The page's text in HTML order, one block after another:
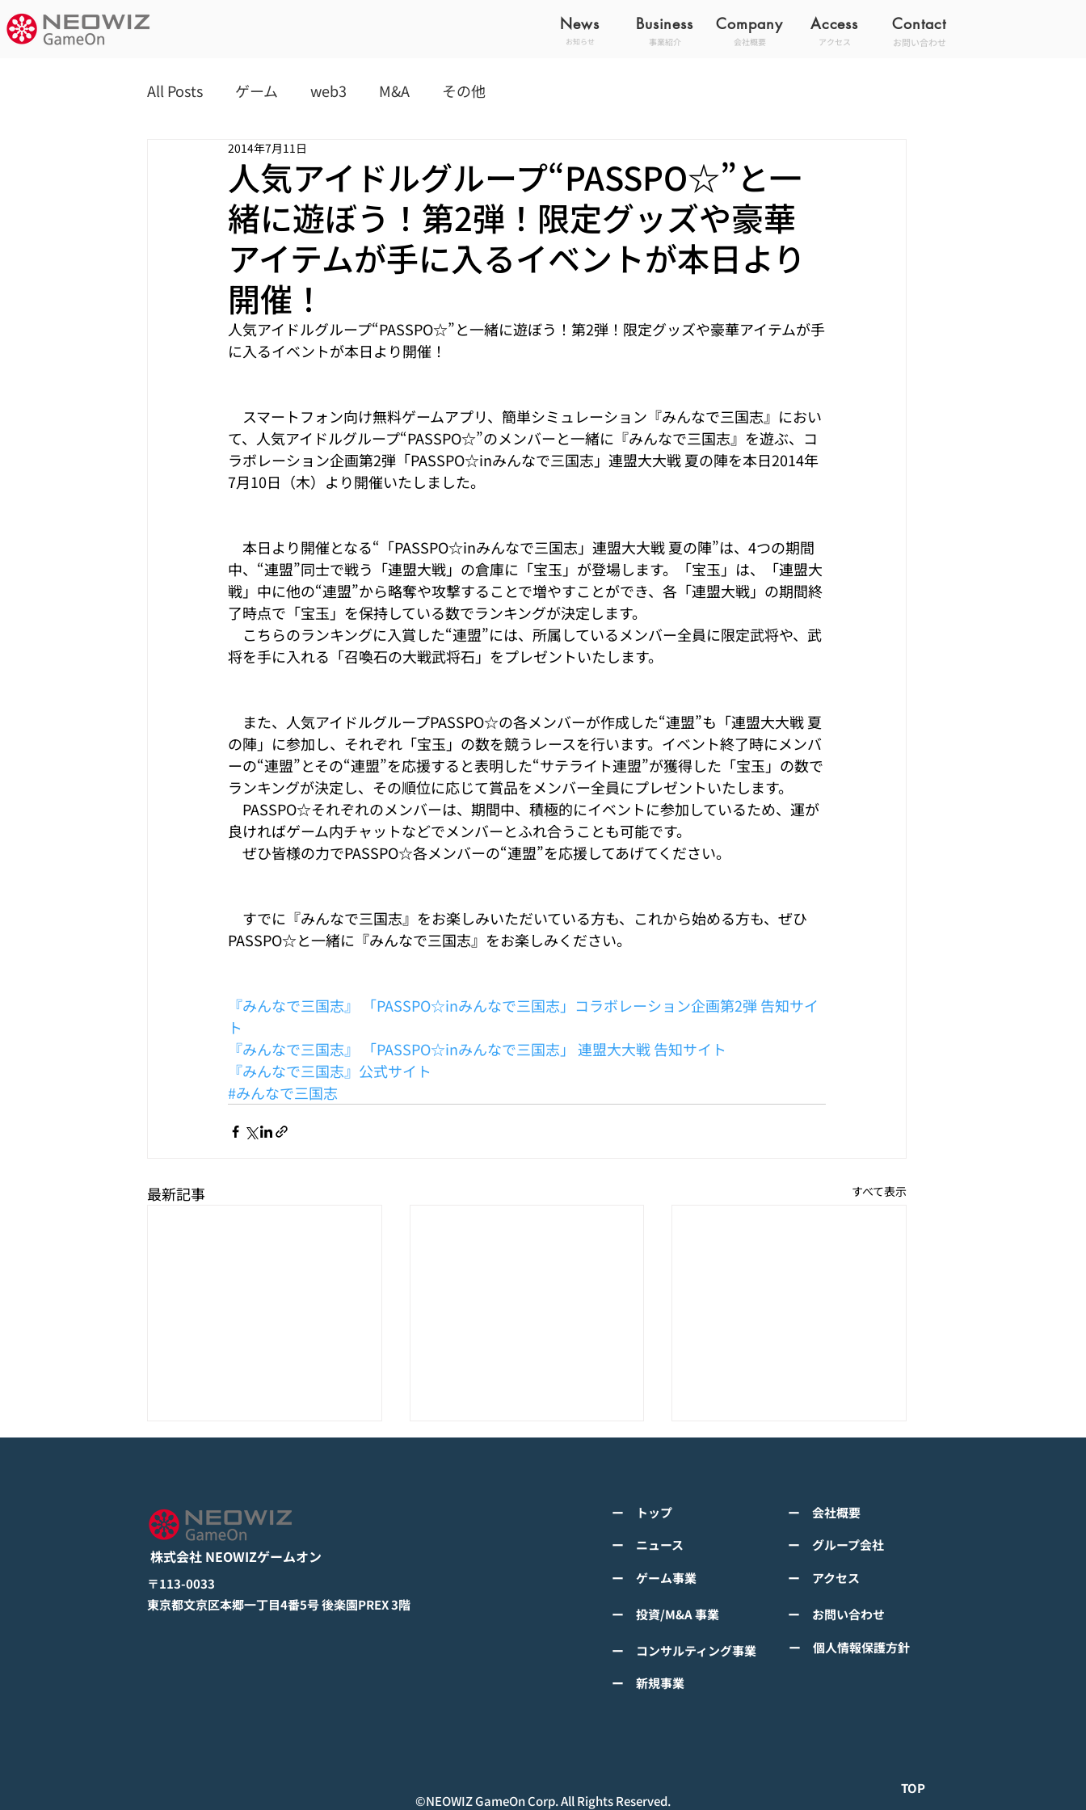
News Business
お知らせ 事業紹介
Access Contact
アクセス お問い合わせ
Company
会社概要
All Posts ゲーム web3 M&A その他
人気アイドルグループ“PASSPO☆”と一
緒に遊ぼう！第2弾！限定グッズや豪華
アイテムが手に入るイベントが本日より
開催！
2014年7月11日
人気アイドルグループ“PASSPO☆”と一緒に遊ぼう！第2弾！限定グッズや豪華アイテムが手
に入るイベントが本日より開催！
スマートフォン向け無料ゲームアプリ、簡単シミュレーション『みんなで三国志』におい
て、人気アイドルグループ“PASSPO☆”のメンバーと一緒に『みんなで三国志』を遊ぶ、コ
ラボレーション企画第2弾「PASSPO☆inみんなで三国志」連盟大大戦 夏の陣を本日2014年
7月10日（木）より開催いたしました。
本日より開催となる“「PASSPO☆inみんなで三国志」連盟大大戦 夏の陣”は、4つの期間
中、“連盟”同士で戦う「連盟大戦」の倉庫に「宝玉」が登場します。「宝玉」は、「連盟大
戦」中に他の“連盟”から略奪や攻撃することで増やすことができ、各「連盟大戦」の期間終
了時点で「宝玉」を保持している数でランキングが決定します。
こちらのランキングに入賞した“連盟”には、所属しているメンバー全員に限定武将や、武
将を手に入れる「召喚石の大戦武将石」をプレゼントいたします。
また、人気アイドルグループPASSPO☆の各メンバーが作成した“連盟”も「連盟大大戦 夏
の陣」に参加し、それぞれ「宝玉」の数を競うレースを行います。イベント終了時にメンバ
ーの“連盟”とその“連盟”を応援すると表明した“サテライト連盟”が獲得した「宝玉」の数で
ランキングが決定し、その順位に応じて賞品をメンバー全員にプレゼントいたします。
PASSPO☆それぞれのメンバーは、期間中、積極的にイベントに参加しているため、運が
良ければゲーム内チャットなどでメンバーとふれ合うことも可能です。
ぜひ皆様の力でPASSPO☆各メンバーの“連盟”を応援してあげてください。
すでに『みんなで三国志』をお楽しみいただいている方も、これから始める方も、ぜひ
PASSPO☆と一緒に『みんなで三国志』をお楽しみください。
『みんなで三国志』 「PASSPO☆inみんなで三国志」コラボレーション企画第2弾 告知サイ
ト
『みんなで三国志』 「PASSPO☆inみんなで三国志」 連盟大大戦 告知サイト
『みんなで三国志』公式サイト
#みんなで三国志
最新記事 すべて表示
けて正式リリース！
詳しくは下記PDFをご確認くださ
い。 【ゲームオン プレスリリ
ース】 モバイル新作『ぼのぼの
なにしてる？』 Google Play
StoreとApp Storeから全世界に
向けて正式リリース！ #ぼのぼの
超伝導体！最高のスリックバ
ス】 K-POPアイドル応援アプリ
体！最高のスリックバック・チャ
のぼの なにしてる？』<span
class="space"></span>グロ
詳しくは下記PDFをご確認くださ
い。 【ゲームオン プレスリリ
ース】 TVアニメーション 『ぼの
ぼの なにしてる？』事前登録受
株式会社 NEOWIZゲームオン
​〒113-0033
​東京都文京区本郷一丁目4番5号 後楽園PREX 3階
ー トップ
ー ニュース
ー ゲーム事業
ー 投資/M&A 事業
ー コンサルティング事業
ー 会社概要
ー グループ会社
ー アクセス
ー お問い合わせ
ー 個人情報保護方針
ー 新規事業
©︎NEOWIZ GameOn Corp. All Rights Reserved.
TOP